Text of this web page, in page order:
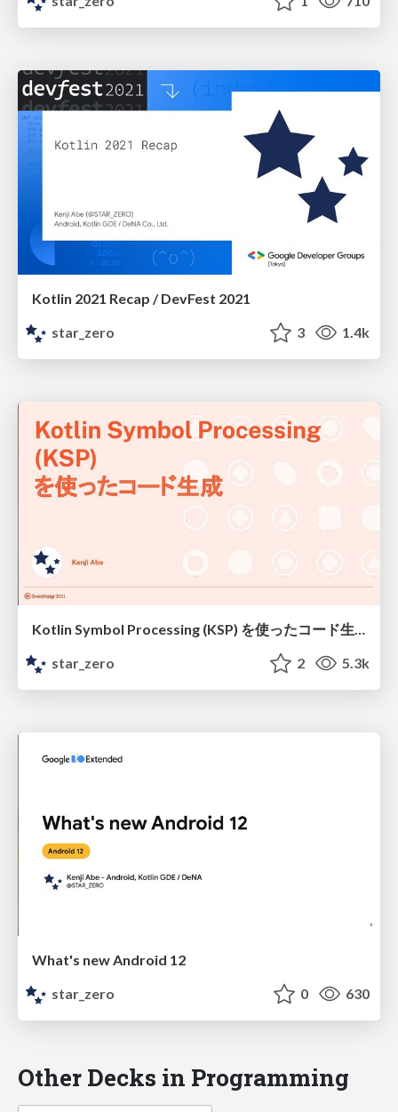
Kotlin 2021 Recap / DevFest 2021
star_zero
3 1.4k
Kotlin Symbol Processing (KSP) を使ったコード生成 / DroidKaigi 2021
star_zero
2 5.3k
What's new Android 12
star_zero
0 630
Other Decks in Programming